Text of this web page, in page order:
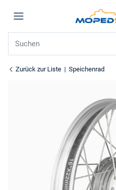
Zurück zur Liste Speichenrad